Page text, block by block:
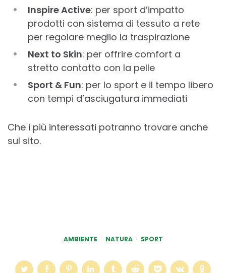
Inspire Active: per sport d’impatto
prodotti con sistema di tessuto a rete
per regolare meglio la traspirazione
Next to Skin: per offrire comfort a
stretto contatto con la pelle
Sport & Fun: per lo sport e il tempo libero
con tempi d’asciugatura immediati
Che i più interessati potranno trovare anche
sul sito.
AMBIENTE NATURA SPORT